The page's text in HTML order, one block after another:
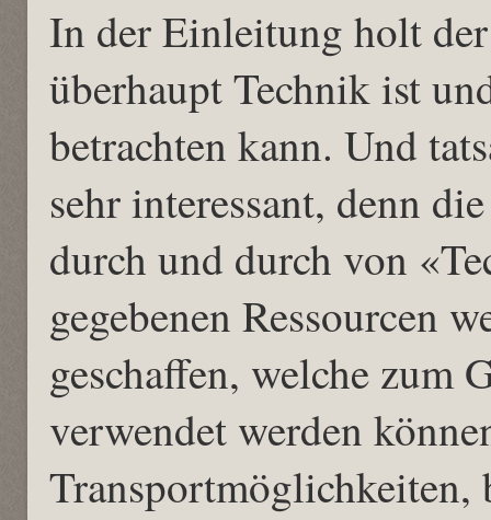
In der Einleitung holt
überhaupt Technik ist
betrachten kann. Und
sehr interessant, denn
durch und durch von
gegebenen Ressourcen
geschaffen, welche zum
verwendet werden
Transportmöglichkeiten,